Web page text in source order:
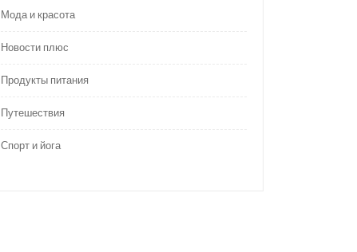
Мода и красота
Новости плюс
Продукты питания
Путешествия
Спорт и йога